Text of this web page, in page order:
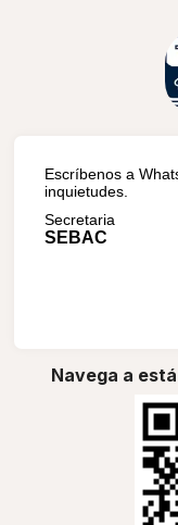
Escríbenos a
inquietudes.
Secretaria
SEBAC
Navega a